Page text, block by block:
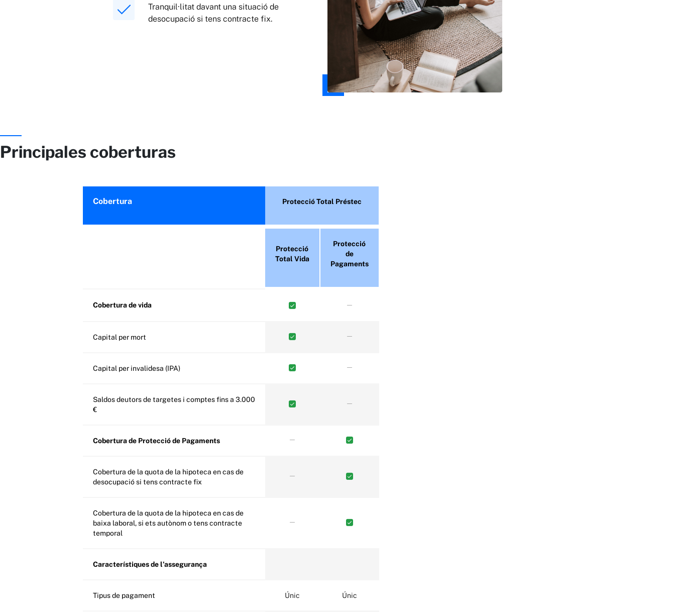
Tranquil·litat davant una situació de
desocupació si tens contracte fix.
Principales coberturas
Cobertura Protecció Total Préstec
Protecció
Total Vida
Protecció
de
Pagaments
Cobertura de vida
Capital per mort
Capital per invalidesa (IPA)
Saldos deutors de targetes i comptes fins a 3.000
€
Cobertura de Protecció de Pagaments
Cobertura de la quota de la hipoteca en cas de
desocupació si tens contracte fix
Cobertura de la quota de la hipoteca en cas de
baixa laboral, si ets autònom o tens contracte
temporal
Característiques de l’assegurança
Tipus de pagament Únic Únic